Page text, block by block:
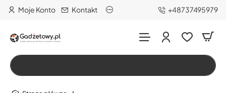
Moje Konto Kontakt +48737495979
Szukaj…